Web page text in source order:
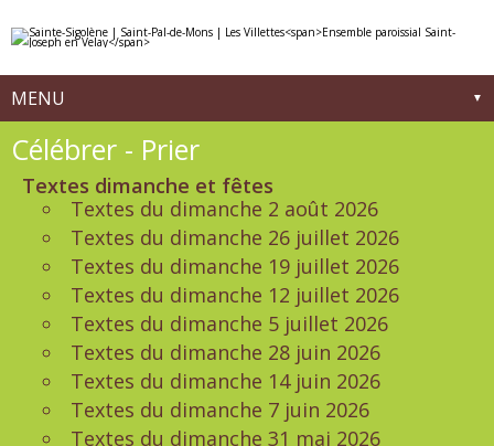
contenu.
la
MENU
Navigation
Célébrer - Prier
Textes dimanche et fêtes
Textes du dimanche 2 août 2026
Textes du dimanche 26 juillet 2026
Textes du dimanche 19 juillet 2026
Textes du dimanche 12 juillet 2026
Textes du dimanche 5 juillet 2026
Textes du dimanche 28 juin 2026
Textes du dimanche 14 juin 2026
Textes du dimanche 7 juin 2026
Textes du dimanche 31 mai 2026